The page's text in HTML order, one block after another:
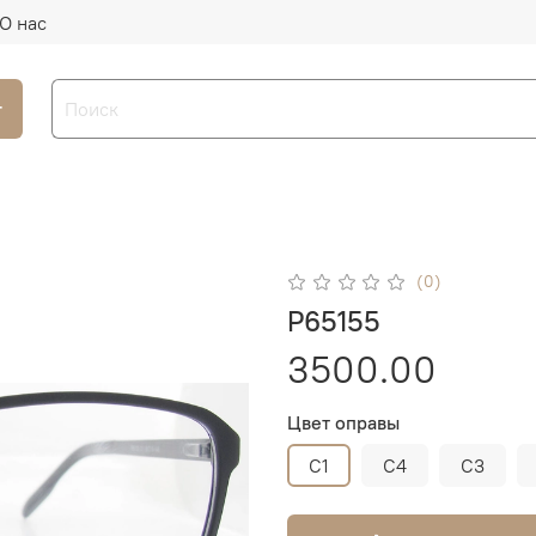
О нас
(0)
P65155
3500.00
Цвет оправы
C1
C4 C3